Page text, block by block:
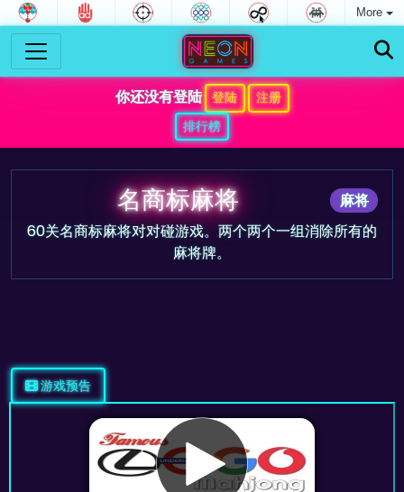
More
你还没有登陆 登陆
注册
排行榜
麻将
名商标麻将
60关名商标麻将对对碰游戏。两个两个一组消除所有的
麻将牌。
游戏预告